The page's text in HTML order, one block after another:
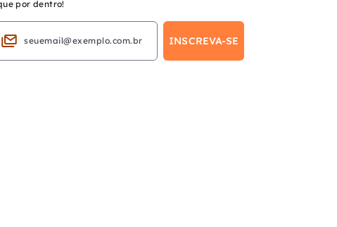
por dentro!